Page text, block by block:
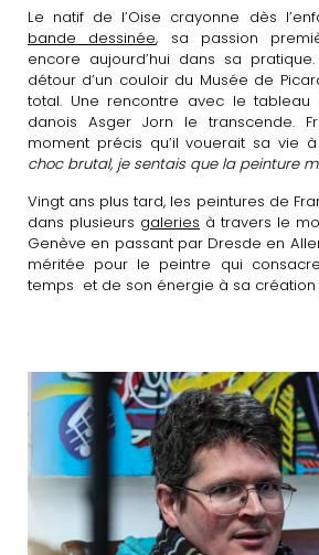
Le natif de l’Oise crayonne dès
bande dessinée, sa passion
encore aujourd’hui dans sa
détour d’un couloir du Musée de
total. Une rencontre avec le tableau
danois Asger Jorn le transcende.
moment précis qu’il vouerait sa vie
choc brutal, je sentais que la peinture
Vingt ans plus tard, les peintures de
dans plusieurs galeries à travers le
Genève en passant par Dresde en
méritée pour le peintre qui
temps et de son énergie à sa création